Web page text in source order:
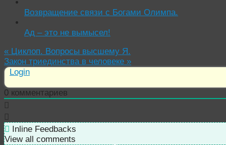
Возвращение связи с Богами Олимпа.
Ад – это не вымысел!
« Циклоп. Вопросы высшему Я.
Закон триединства в человеке »
Login
0 комментариев
Inline Feedbacks
View all comments